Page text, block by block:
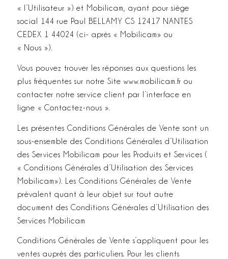
« l’Utilisateur ») et Mobilicam, ayant pour siège
social 144 rue Paul BELLAMY CS 12417 NANTES
CEDEX 1 44024 (ci- après « Mobilicam» ou
« Nous »).
Vous pouvez trouver les réponses aux questions les
plus fréquentes sur notre Site www.mobilicam.fr ou
contacter notre service client par l’interface en
ligne « Contactez-nous ».
Les présentes Conditions Générales de Vente sont un
sous-ensemble des Conditions Générales d’Utilisation
des Services Mobilicam pour les Produits et Services (
« Conditions Générales d’Utilisation des Services
Mobilicam»). Les Conditions Générales de Vente
prévalent quant à leur objet sur tout autre
document des Conditions Générales d’Utilisation des
Services Mobilicam
Conditions Générales de Vente s’appliquent pour les
ventes auprès des particuliers. Pour les clients